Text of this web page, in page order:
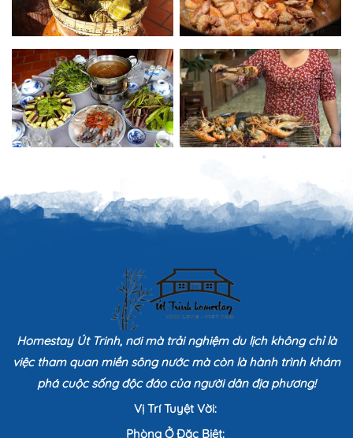
Homestay Út Trinh, nơi mà trải nghiệm du lịch không chỉ là
việc tham quan miền sông nước mà còn là hành trình khám
phá cuộc sống độc đáo của người dân địa phương!
Vị Trí Tuyệt Vời:
Phòng Ở Đặc Biệt: